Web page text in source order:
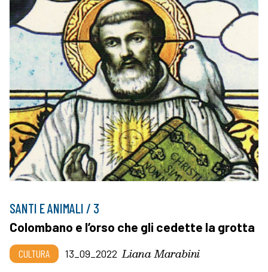
SANTI E ANIMALI / 3
Colombano e l’orso che gli cedette la grotta
CULTURA 13_09_2022 Liana Marabini